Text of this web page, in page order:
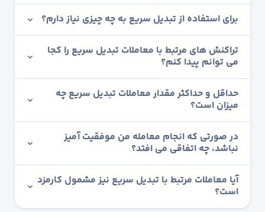
برای استفاده از تبدیل سریع به چه چیزی نیاز دارم؟
تراکنش های مرتبط با معاملات تبدیل سریع را کجا
می توانم پیدا کنم؟
حداقل و حداکثر مقدار معاملات تبدیل سریع چه
میزان است؟
در صورتی که انجام معامله من موفقیت آمیز
نباشد، چه اتفاقی می افتد؟
آیا معاملات مرتبط با تبدیل سریع نیز مشمول کارمزد
است؟